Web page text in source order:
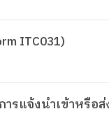
ITC031)
แจ้งนำเข้าหรือส่